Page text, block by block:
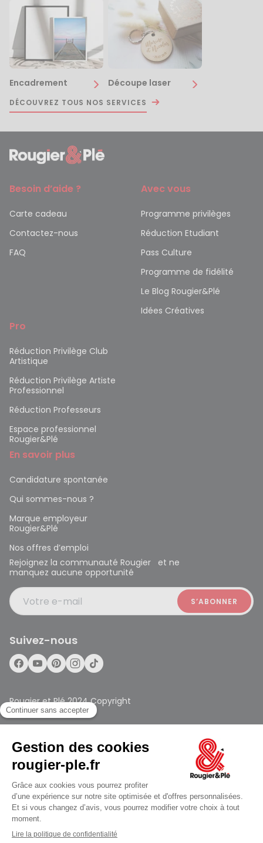
ouvert à 10:00
Encadrement Découpe laser
DÉCOUVREZ TOUS NOS SERVICES
Besoin d’aide ?
Carte cadeau
Contactez-nous
FAQ
Avec vous
Programme privilèges
Réduction Etudiant
Pass Culture
Programme de fidélité
Le Blog Rougier&Plé
Idées Créatives
Pro
Réduction Privilège Club
Artistique
Réduction Privilège Artiste
Professionnel
Réduction Professeurs
Espace professionnel
Rougier&Plé
En savoir plus
Candidature spontanée
Qui sommes-nous ?
Marque employeur
Rougier&Plé
Nos offres d’emploi
Rejoignez la communauté Rougier et ne
manquez aucune opportunité
Votre e-mail
Suivez-nous
Rougier et Plé 2024 Copyright
Conditions générales des ventes
Données personnelles
Paiement sécurisé
Plan du site
Mentions légales